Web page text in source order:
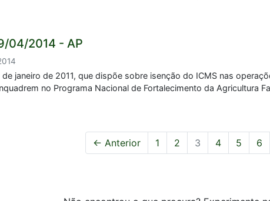
04/2014 - AP
de janeiro de 2011, que dispõe sobre isenção do ICMS nas
no Programa Nacional de Fortalecimento da Agricultura
← Anterior 1 2 3 4 5 6